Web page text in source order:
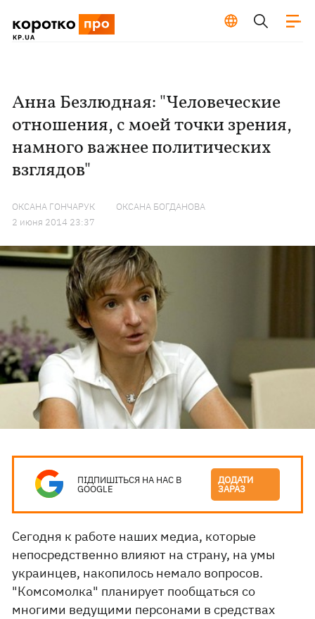
Анна Безлюдная: "Человеческие
отношения, с моей точки зрения,
намного важнее политических
взглядов"
ОКСАНА ГОНЧАРУК
ОКСАНА БОГДАНОВА
2 июня 2014 23:37
ПІДПИШІТЬСЯ НА НАС В
GOOGLE
ДОДАТИ
ЗАРАЗ
Сегодня к работе наших медиа, которые
непосредственно влияют на страну, на умы
украинцев, накопилось немало вопросов.
"Комсомолка" планирует пообщаться со
многими ведущими персонами в средствах